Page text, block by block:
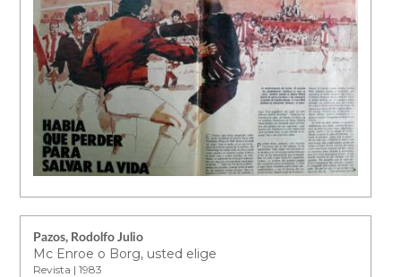
Pazos, Rodolfo Julio
Mc Enroe o Borg, usted elige
Revista | 1983